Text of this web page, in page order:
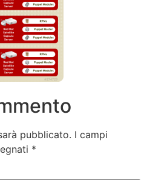
pubblicato. I campi
*